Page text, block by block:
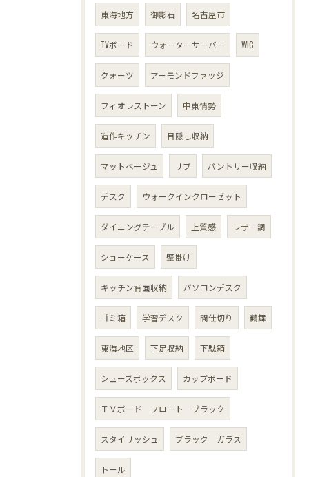
東海地方 御影石 名古屋市
TVボード ウォーターサーバー WIC
クォーツ アーモンドファッジ
フィオレストーン 中東情勢
造作キッチン 目隠し収納
マットベージュ リブ パントリー収納
デスク ウォークインクローゼット
ダイニングテーブル 上質感 レザー調
ショーケース 壁掛け
キッチン背面収納 パソコンデスク
ゴミ箱 学習デスク 間仕切り 鶴舞
東海地区 下足収納 下駄箱
シューズボックス カップボード
ＴＶボード フロート ブラック
スタイリッシュ ブラック ガラス
トール